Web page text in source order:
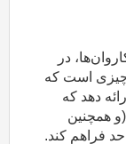
در
چیزی است که
دهد که
)و همچنین
فراهم کند.